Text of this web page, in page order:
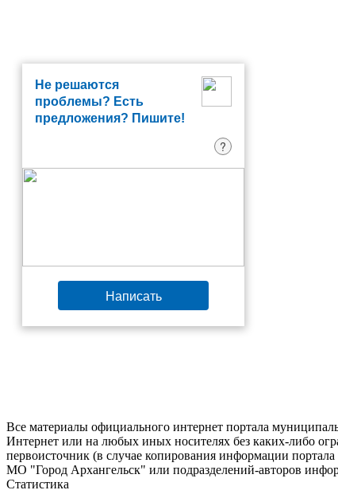
Не решаются
проблемы? Есть
предложения? Пишите!
?
Написать
Все материалы официального интернет портала
Интернет или на любых иных носителях без каких-либо
первоисточник (в случае копирования информации
МО "Город Архангельск" или подразделений-авторов
Статистика